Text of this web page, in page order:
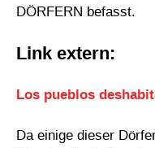
DÖRFERN befasst.
Link extern:
Los pueblos
Da einige dieser